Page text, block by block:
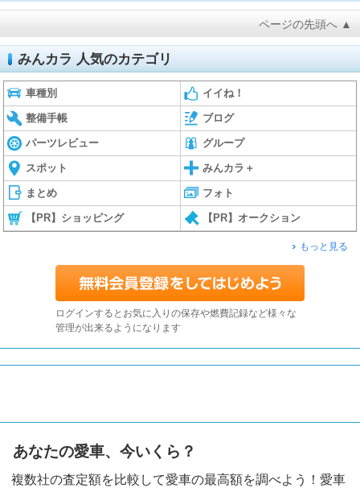
ページの先頭へ ▲
みんカラ 人気のカテゴリ
車種別 イイね！
整備手帳 ブログ
パーツレビュー グループ
スポット みんカラ＋
まとめ フォト
【PR】ショッピング 【PR】オークション
もっと見る
ログインするとお気に入りの保存や燃費記録など様々な
管理が出来るようになります
あなたの愛車、今いくら？
複数社の査定額を比較して愛車の最高額を調べよう！愛車